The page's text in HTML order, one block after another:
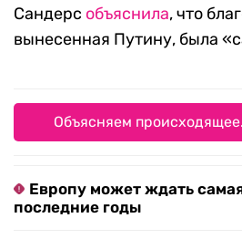
Сандерс объяснила, что
вынесенная Путину, была
Объясняем
Европу может ждать
последние годы